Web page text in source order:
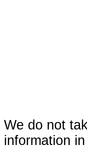
We do not
information